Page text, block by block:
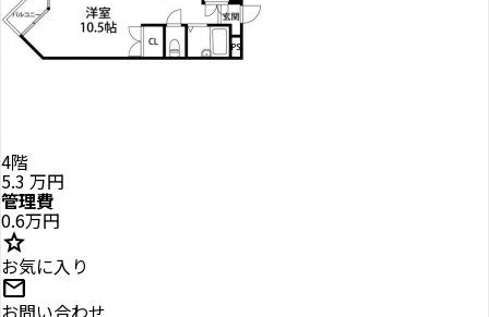
4階
5.3 万円
管理費
0.6万円
star
お気に入り
mail